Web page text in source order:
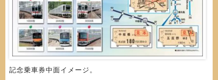
記念乗車券中面イメージ。